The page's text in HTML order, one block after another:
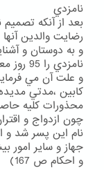
نامزدي
بعد از آنكه
رضايت والدين
و به دوستان و
و علت آن مي
كابين ،مدتي
محذورات كليه
چون ازدواج و
نام اين پسر شد و
و احكام ص 167)